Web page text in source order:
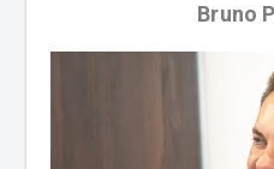
Bruno